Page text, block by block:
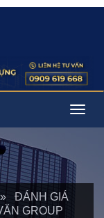
» ĐÁNH GIÁ
GROUP